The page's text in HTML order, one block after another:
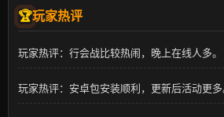
玩家热评
玩家热评：行会战比较热闹，晚上在线人多。
玩家热评：安卓包安装顺利，更新后活动更多